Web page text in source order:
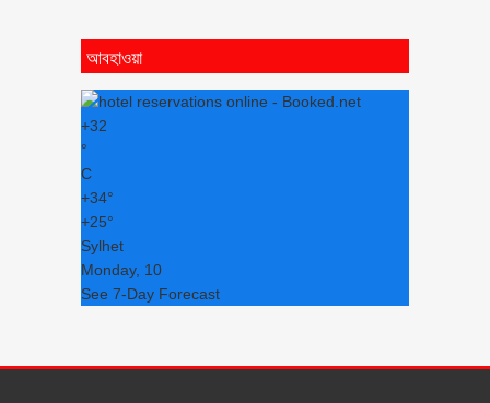
আবহাওয়া
+32
°
C
+34°
+25°
Sylhet
Monday, 10
See 7-Day Forecast